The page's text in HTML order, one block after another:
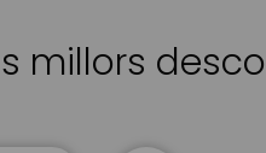
millors